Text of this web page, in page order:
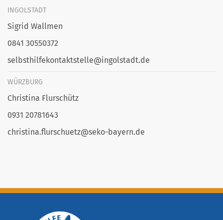
INGOLSTADT
Sigrid Wallmen
0841 30550372
selbsthilfekontaktstelle@ingolstadt.de
WÜRZBURG
Christina Flurschütz
0931 20781643
christina.flurschuetz@seko-bayern.de